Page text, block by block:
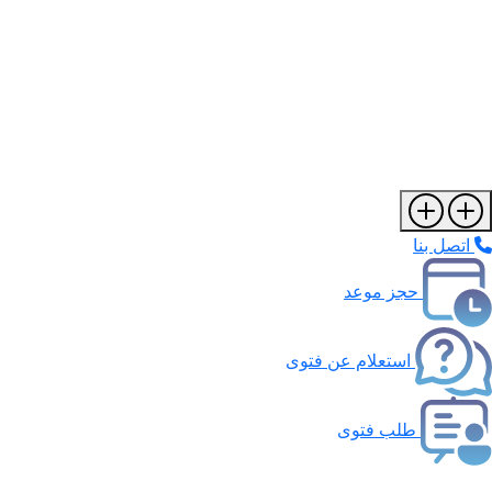
اتصل بنا
حجز موعد
استعلام عن فتوى
طلب فتوى